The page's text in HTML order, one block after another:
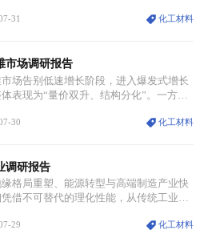
替代。依托理化优势，镍被全球主要经
心战略矿产，全球产业形成“印尼掌控
中国主导消费与技术、工艺向低碳湿法
加速补位”的全新格局。
31 化工材料
市场调研报告
场告别低速增长阶段，进入爆发式增长
表现为“量价双升、结构分化”。一方面
一方面产品、需求、应用场景呈现明显
高附加值领域与规模化工业应用形成两
系。
30 化工材料
调研报告
格局重塑、能源转型与高端制造产业快
借不可替代的理化性能，从传统工业金
价值体系重估的新阶段。钼是典型难熔
29 化工材料